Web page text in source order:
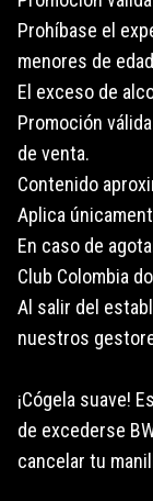
Prohíbase el
menores de
El exceso de
Promoción
de venta.
Contenido
Aplica
En caso de
Club Colombia
Al salir del
nuestros
¡Cógela suave!
de excederse
cancelar tu